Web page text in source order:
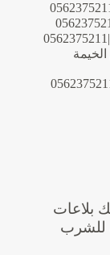
بلاعات
للشرب